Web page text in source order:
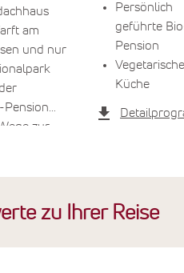
Persönlich
geführte
Pension
Küche
am
und nur
Pension
zur
friedlichenzu Ihrer Reise